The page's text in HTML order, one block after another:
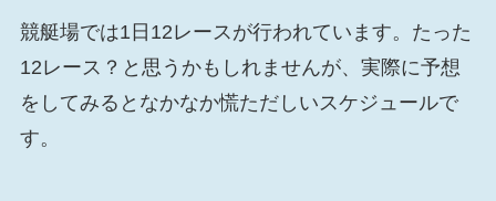
競艇場では1日12レースが行われています。たった
12レース？と思うかもしれませんが、実際に予想
をしてみるとなかなか慌ただしいスケジュールで
す。